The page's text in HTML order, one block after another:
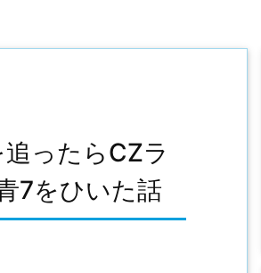
ったらCZラ
7をひいた話